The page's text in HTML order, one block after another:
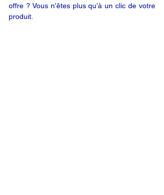
offre ? Vous n’êtes plus qu’à un clic de votre
produit.